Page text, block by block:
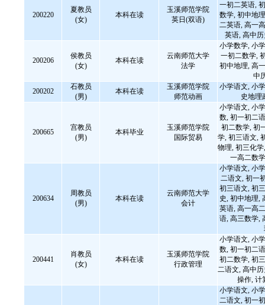
200220
夏教员
(女)
本科在读
玉溪师范学院
英日(双语)
一初二英语,
数学, 初中地
二英语, 高一
英语, 高中
200206
侯教员
(女)
本科在读
云南师范大学
法学
小学数学, 小
一初二数学,
初中地理, 高
中
200202
石教员
(男)
本科在读
玉溪师范学院
师范动画
小学语文, 小
史地理
200665
宫教员
(男)
本科毕业
玉溪师范学院
国际贸易
小学语文, 小
数, 初一初二
初二数学, 初
学, 初三语文,
物理, 初三化
一高二数
200634
周教员
(男)
本科在读
云南师范大学
会计
小学语文, 小
二语文, 初一
初三语文, 初
史, 初中地理,
英语, 高一高
语, 高三数学,
200441
肖教员
(女)
本科在读
玉溪师范学院
行政管理
小学语文, 小
数, 初一初二
初二数学, 初
二语文, 高中
操作, 计
小学语文, 小
二语文, 初一